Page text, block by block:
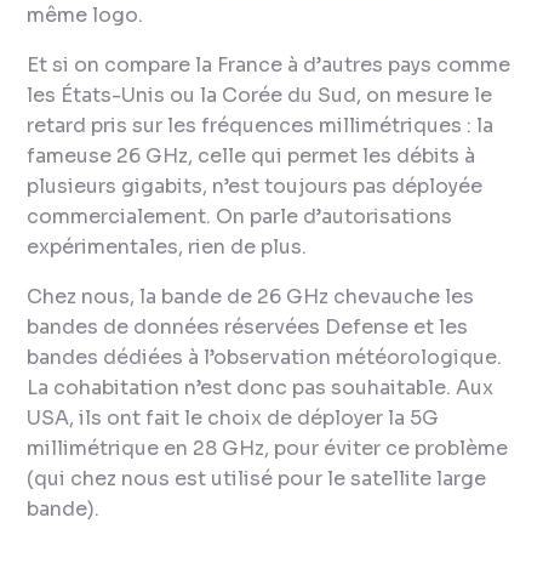
même logo.
Et si on compare la France à d’autres pays comme
les États-Unis ou la Corée du Sud, on mesure le
retard pris sur les fréquences millimétriques : la
fameuse 26 GHz, celle qui permet les débits à
plusieurs gigabits, n’est toujours pas déployée
commercialement. On parle d’autorisations
expérimentales, rien de plus.
Chez nous, la bande de 26 GHz chevauche les
bandes de données réservées Defense et les
bandes dédiées à l’observation météorologique.
La cohabitation n’est donc pas souhaitable. Aux
USA, ils ont fait le choix de déployer la 5G
millimétrique en 28 GHz, pour éviter ce problème
(qui chez nous est utilisé pour le satellite large
bande).